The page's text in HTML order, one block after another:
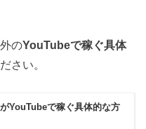
のYouTubeで稼ぐ具体
さい。
YouTubeで稼ぐ具体的な方